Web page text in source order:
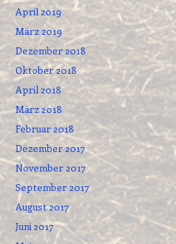
April 2019
März 2019
Dezember 2018
Oktober 2018
April 2018
März 2018
Februar 2018
Dezember 2017
November 2017
September 2017
August 2017
Juni 2017